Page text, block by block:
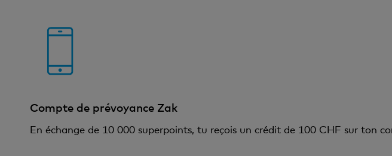
Compte de prévoyance Zak
En échange de 10 000 superpoints, tu reçois un crédit de 100 CHF sur ton